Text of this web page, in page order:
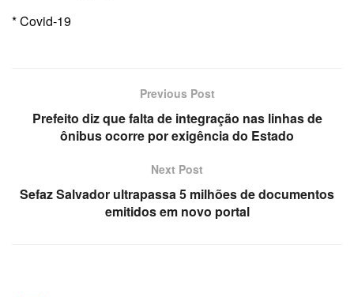
* Covid-19
Previous Post
Prefeito diz que falta de integração nas linhas de
ônibus ocorre por exigência do Estado
Next Post
Sefaz Salvador ultrapassa 5 milhões de documentos
emitidos em novo portal